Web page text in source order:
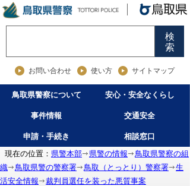
検
索
お問い合わせ 使い方 サイトマップ
鳥取県警察について 安心・安全なくらし
事件情報 交通安全
申請・手続き
相談窓口
現在の位置： 県警本部 県警の情報
鳥取県警察の組
織
鳥取県警の警察署 鳥取（とっとり）警察署
生
活安全情報
裁判員選任を装った悪質事案